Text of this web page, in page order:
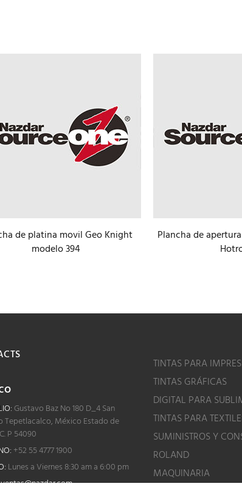
de platina movil Geo Knight
modelo 394
Plancha de
Gustavo Baz No 180 D_4 San
Tepetlacalco, México Estado de
P 54090
+52 55 4777 1900
Lunes a Viernes 8:30 am a 6:00 pm
ventas@nazdar.com
TINTAS PARA
TINTAS GRÁFICAS
DIGITAL PARA
TINTAS PARA
SUMINISTROS Y
ROLAND
MAQUINARIA